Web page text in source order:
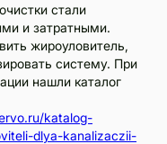
стали
и затратными.
жироуловитель,
систему. При
нашли каталог
katalog-
dlya-kanalizaczii-